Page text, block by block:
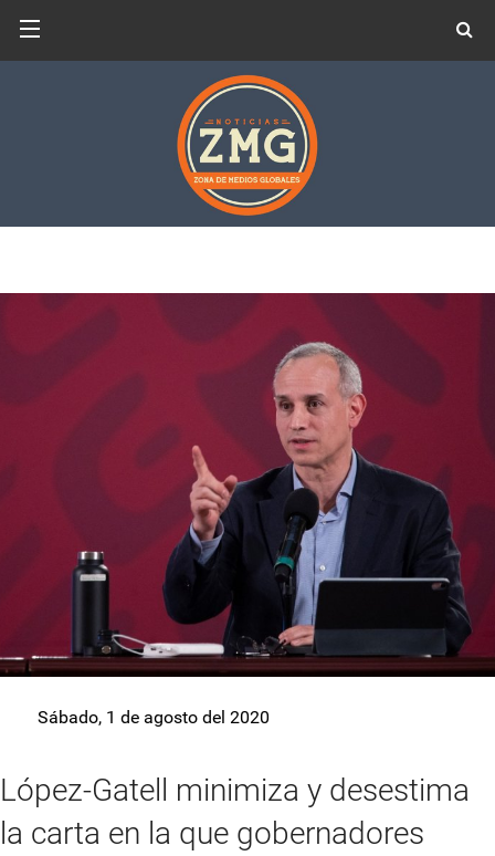
Sábado, 1 de agosto del 2020
López-Gatell minimiza y desestima
la carta en la que gobernadores